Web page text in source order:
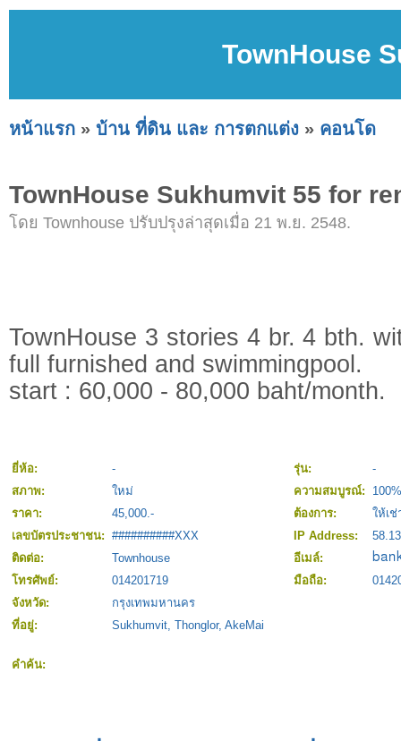
TownHouse
หน้าแรก » บ้าน ที่ดิน และ การตกแต่ง » คอนโด
TownHouse Sukhumvit 55 for
โดย Townhouse ปรับปรุงล่าสุดเมื่อ 21 พ.ย. 2548.
TownHouse 3 stories 4 br. 4 bth.
full furnished and swimmingpool.
start : 60,000 - 80,000 baht/month.
ยี่ห้อ: - รุ่น:
-
สภาพ:
ใหม่ ความสมบูรณ์:
100%
ราคา:
45,000.- ต้องการ:
ให้เช่
เลขบัตรประชาชน: ##########XXX IP Address:
ติดต่อ:
Townhouse
อีเมล์:
โทรศัพย์:
014201719 มือถือ:
จังหวัด:
กรุงเทพมหานคร
ที่อยู่:
Sukhumvit, Thonglor, AkeMai
คำค้น: